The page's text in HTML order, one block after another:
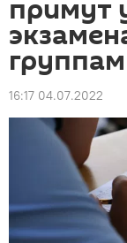
примут
16:17 04.07.2022